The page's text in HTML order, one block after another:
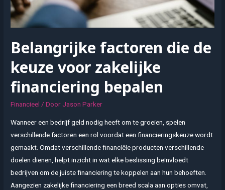
Belangrijke factoren die de
keuze voor zakelijke
financiering bepalen
Financieel / Door Jason Parker
Wanneer een bedrijf geld nodig heeft om te groeien, spelen
verschillende factoren een rol voordat een financieringskeuze wordt
gemaakt. Omdat verschillende financiële producten verschillende
doelen dienen, helpt inzicht in wat elke beslissing beïnvloedt
bedrijven om de juiste financiering te koppelen aan hun behoeften.
Aangezien zakelijke financiering een breed scala aan opties omvat,